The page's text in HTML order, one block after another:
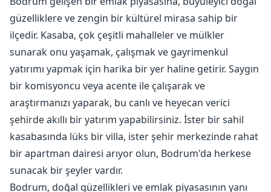
güzelliklere ve zengin bir kültürel mirasa sahip bir
ilçedir. Kasaba, çok çeşitli mahalleler ve mülkler
sunarak onu yaşamak, çalışmak ve gayrimenkul
yatırımı yapmak için harika bir yer haline getirir. Saygın
bir komisyoncu veya acente ile çalışarak ve
araştırmanızı yaparak, bu canlı ve heyecan verici
şehirde akıllı bir yatırım yapabilirsiniz. İster bir sahil
kasabasında lüks bir villa, ister şehir merkezinde rahat
bir apartman dairesi arıyor olun, Bodrum'da herkese
sunacak bir şeyler vardır.
Bodrum, doğal güzellikleri ve emlak piyasasının yanı